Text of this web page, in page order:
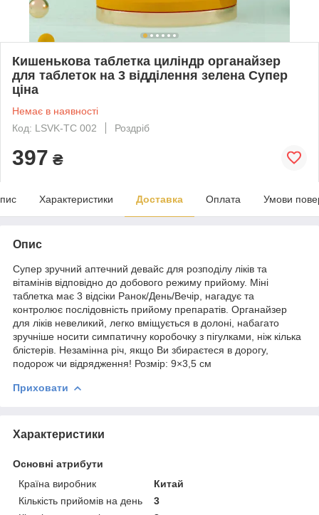
Кишенькова таблетка циліндр органайзер
для таблеток на 3 відділення зелена Супер
ціна
Немає в наявності
Код: LSVK-TC 002
Роздріб
397 ₴
Характеристики Доставка Оплата Умови
Опис
Супер зручний аптечний девайс для розподілу ліків та
вітамінів відповідно до добового режиму прийому. Міні
таблетка має 3 відсіки Ранок/День/Вечір, нагадує та
контролює послідовність прийому препаратів. Органайзер
для ліків невеликий, легко вміщується в долоні, набагато
зручніше носити симпатичну коробочку з пігулками, ніж кілька
блістерів. Незамінна річ, якщо Ви збираєтеся в дорогу,
подорож чи відрядження! Розмір: 9×3,5 см
Приховати
Характеристики
Основні атрибути
Країна виробник
Китай
Кількість прийомів на день
3